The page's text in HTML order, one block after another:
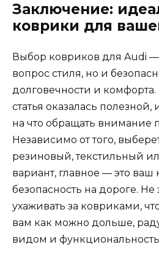
Заключение:
коврики для
Выбор ковриков для Audi —
вопрос стиля, но и
долговечности и
статья оказалась полезной,
на что обращать внимание
Независимо от того,
резиновый, текстильный
вариант, главное — это ваш
безопасность на дороге. Не
ухаживать за ковриками,
вам как можно дольше,
видом и